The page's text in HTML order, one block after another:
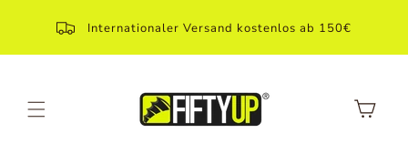
Inhalt
Internationaler Versand kostenlos ab 150€
Warenkorb